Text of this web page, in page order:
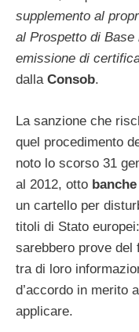
supplemento al
al Prospetto di
emissione di
dallaConsob.
La sanzione che
quel procedimento
noto lo scorso 31
al 2012, otto
un cartello per
titoli di Stato
sarebbero prove del
tra di loro
d’accordo in merito
applicare.